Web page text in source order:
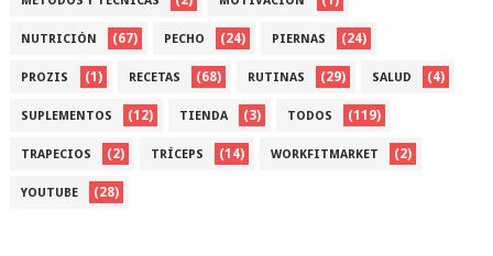
NUTRICIÓN (67) PECHO (24) PIERNAS (24)
PROZIS (1) RECETAS (68) RUTINAS (29) SALUD (4)
SUPLEMENTOS (12) TIENDA (3) TODOS (119)
TRAPECIOS (2) TRÍCEPS (14) WORKFITMARKET (2)
YOUTUBE (28)